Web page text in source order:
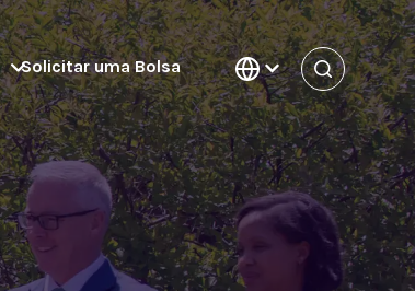
Solicitar uma Bolsa